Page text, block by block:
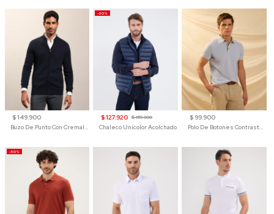
$ 149.900
Buzo De Punto Con Cremallera Para Hombre
-20%
$ 127.920 $ 159.900
Chaleco Unicolor Acolchado
$ 99.900
Polo De Botones Contraste Para Hombre
-50%